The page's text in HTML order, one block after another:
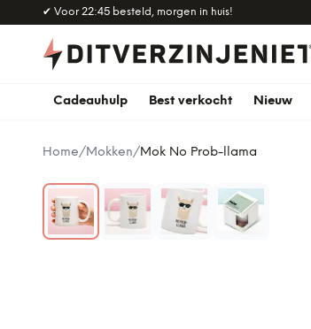
Naar hoofdinhoud
✔ Voor 22:45 besteld, morgen in huis!
Cadeauhulp Best verkocht Nieuw
Home/Mokken/Mok No Prob-llama